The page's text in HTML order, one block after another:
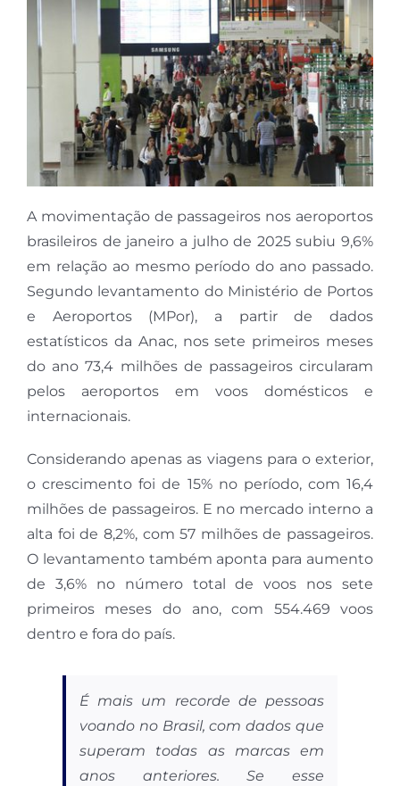
A movimentação de passageiros nos aeroportos
brasileiros de janeiro a julho de 2025 subiu 9,6%
em relação ao mesmo período do ano passado.
Segundo levantamento do Ministério de Portos
e Aeroportos (MPor), a partir de dados
estatísticos da Anac, nos sete primeiros meses
do ano 73,4 milhões de passageiros circularam
pelos aeroportos em voos domésticos e
internacionais.
Considerando apenas as viagens para o exterior,
o crescimento foi de 15% no período, com 16,4
milhões de passageiros. E no mercado interno a
alta foi de 8,2%, com 57 milhões de passageiros.
O levantamento também aponta para aumento
de 3,6% no número total de voos nos sete
primeiros meses do ano, com 554.469 voos
dentro e fora do país.
É mais um recorde de pessoas
voando no Brasil, com dados que
superam todas as marcas em
anos anteriores. Se esse